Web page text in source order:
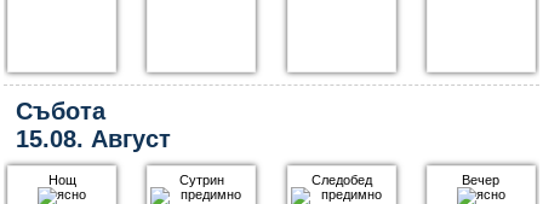
Събота
15.08. Август
Нощ Сутрин Следобед Вечер